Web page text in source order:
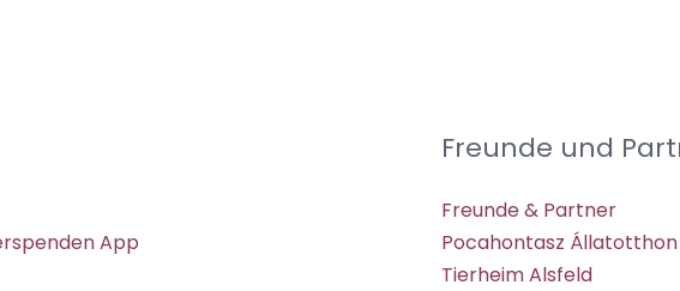
App
Freunde und
Freunde & Partner
Pocahontasz Állatotthon
Tierheim Alsfeld